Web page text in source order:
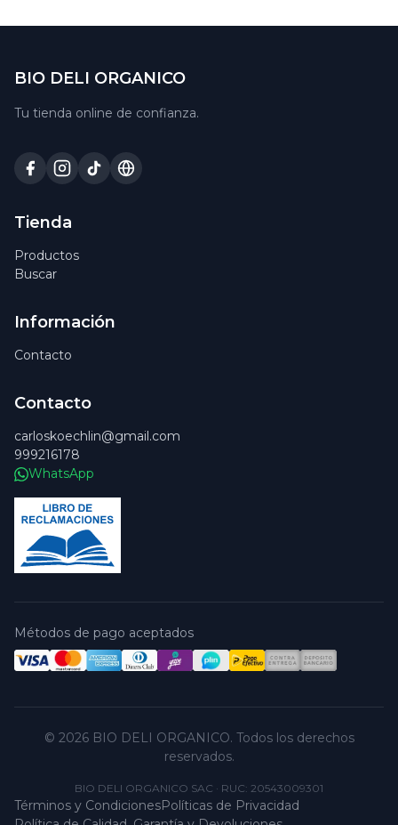
BIO DELI ORGANICO
Tu tienda online de confianza.
Tienda
Productos
Buscar
Información
Contacto
Contacto
carloskoechlin@gmail.com
999216178
WhatsApp
Métodos de pago aceptados
© 2026 BIO DELI ORGANICO. Todos los derechos
reservados.
BIO DELI ORGANICO SAC · RUC: 20543009301
Términos y CondicionesPolíticas de Privacidad